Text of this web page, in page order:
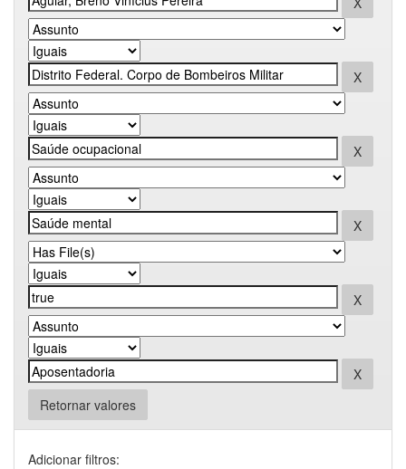
Retornar valores
Adicionar filtros: